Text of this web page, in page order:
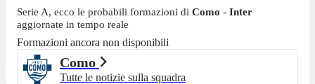
Serie A, ecco le probabili formazioni di Como - Inter
aggiornate in tempo reale
Formazioni ancora non disponibili
Como
Tutte le notizie sulla squadra